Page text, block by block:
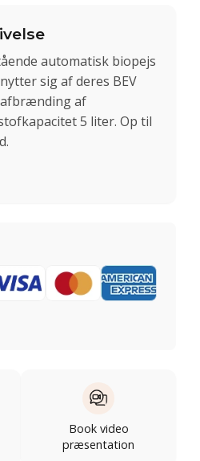
automatisk biopejs
sig af deres BEV
af
5 liter. Op til
Book video
præsentation